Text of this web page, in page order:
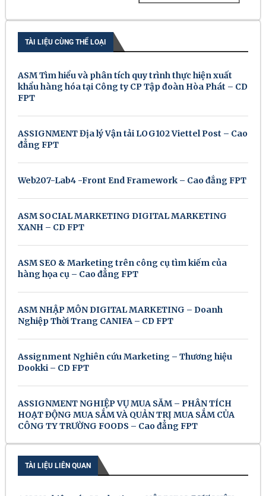
TÀI LIỆU CÙNG THỂ LOẠI
ASM Tìm hiểu và phân tích quy trình thực hiện xuất
khẩu hàng hóa tại Công ty CP Tập đoàn Hòa Phát – CD
FPT
ASSIGNMENT Địa lý Vận tải LOG102 Viettel Post – Cao
đẳng FPT
Web207-Lab4 -Front End Framework – Cao đẳng FPT
ASM SOCIAL MARKETING DIGITAL MARKETING
XANH – CD FPT
ASM SEO & Marketing trên công cụ tìm kiếm của
hàng họa cụ – Cao đẳng FPT
ASM NHẬP MÔN DIGITAL MARKETING – Doanh
Nghiệp Thời Trang CANIFA – CD FPT
Assignment Nghiên cứu Marketing – Thương hiệu
Dookki – CD FPT
ASSIGNMENT NGHIỆP VỤ MUA SẮM – PHÂN TÍCH
HOẠT ĐỘNG MUA SẮM VÀ QUẢN TRỊ MUA SẮM CỦA
CÔNG TY TRƯỜNG FOODS – Cao đẳng FPT
TÀI LIỆU LIÊN QUAN